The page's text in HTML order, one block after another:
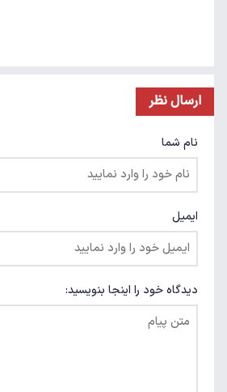
ارسال نظر
نام شما
ایمیل
دیدگاه خود را اینجا بنویسید: